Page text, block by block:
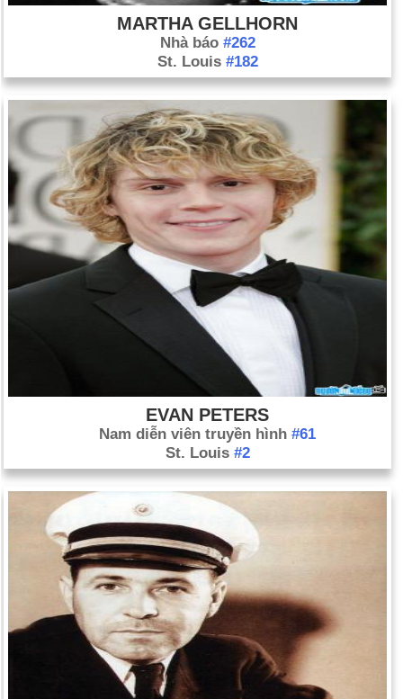
MARTHA GELLHORN
Nhà báo #262
St. Louis #182
EVAN PETERS
Nam diễn viên truyền hình #61
St. Louis #2